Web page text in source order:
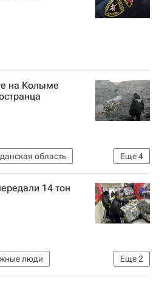
на Колыме
Еще4
область
России (СК РФ)
14 тон
Еще2
люди
Гуманитарная помощь